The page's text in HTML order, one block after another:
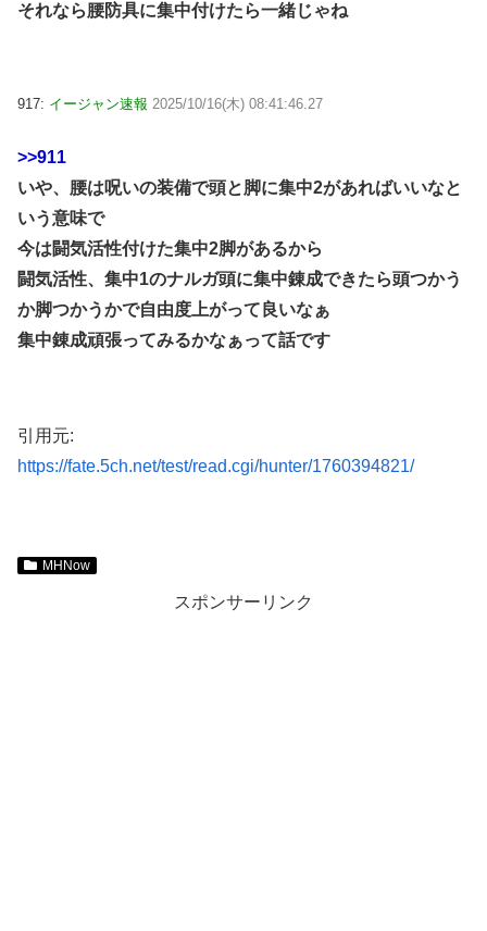
それなら腰防具に集中付けたら一緒じゃね
917: イージャン速報 2025/10/16(木) 08:41:46.27
>>911
いや、腰は呪いの装備で頭と脚に集中2があればいいなと
いう意味で
今は闘気活性付けた集中2脚があるから
闘気活性、集中1のナルガ頭に集中錬成できたら頭つかう
か脚つかうかで自由度上がって良いなぁ
集中錬成頑張ってみるかなぁって話です
引用元:
https://fate.5ch.net/test/read.cgi/hunter/1760394821/
MHNow
スポンサーリンク